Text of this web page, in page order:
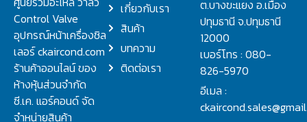
Control Valve
อุปกรณ์หน้าเครื่องชิล
เลอร์ ckaircond.com
ร้านค้าออนไลน์ ของ
ห้างหุ้นส่วนจำกัด
ซี.เค. แอร์คอนด์ จัด
จำหน่ายสินค้า
เกี่ยวกับเรา
สินค้า
บทความ
ติดต่อเรา
ต.บางขะแยง อ.เมือง
ปทุมธานี จ.ปทุมธานี
12000
เบอร์โทร : 080-
826-5970
อีเมล :